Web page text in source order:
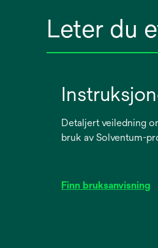
Leter du
Detaljert veiledning
bruk av Solventum-
Finn bruksanvisning